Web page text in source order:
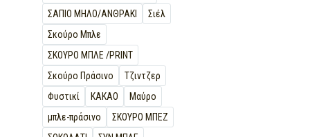
ΣΑΠΙΟ ΜΗΛΟ/ΑΝΘΡΑΚΙ
Σιέλ
Σκούρο Μπλε
ΣΚΟΥΡΟ ΜΠΛΕ /PRINT
Σκούρο Πράσινο
Τζιντζερ
Φυστικί
ΚΑΚΑΟ
Μαύρο
μπλε-πράσινο
ΣΚΟΥΡΟ ΜΠΕΖ